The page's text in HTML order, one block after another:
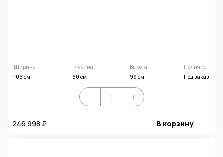
Ширина
106 см
Глубина
60 см
Высота
99 см
Наличие
Под заказ
246 998 ₽ В корзину